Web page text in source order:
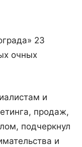
23
очных
и
продаж,
подчеркнул
и